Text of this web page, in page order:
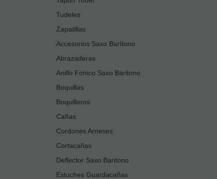
Tudeles
Zapatillas
Accesorios Saxo Barítono
Abrazaderas
Anillo Fonico Saxo Baritono
Boquillas
Boquilleros
Cañas
Cordones Arneses
Cortacañas
Deflector Saxo Baritono
Estuches Guardacañas